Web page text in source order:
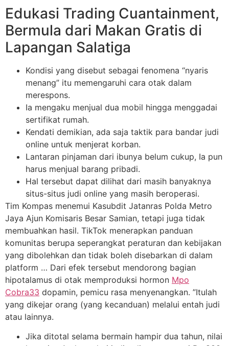
Edukasi Trading Cuantainment,
Bermula dari Makan Gratis di
Lapangan Salatiga
Kondisi yang disebut sebagai fenomena “nyaris
menang” itu memengaruhi cara otak dalam
merespons.
Ia mengaku menjual dua mobil hingga menggadai
sertifikat rumah.
Kendati demikian, ada saja taktik para bandar judi
online untuk menjerat korban.
Lantaran pinjaman dari ibunya belum cukup, Ia pun
harus menjual barang pribadi.
Hal tersebut dapat dilihat dari masih banyaknya
situs-situs judi online yang masih beroperasi.
Tim Kompas menemui Kasubdit Jatanras Polda Metro
Jaya Ajun Komisaris Besar Samian, tetapi juga tidak
membuahkan hasil. TikTok menerapkan panduan
komunitas berupa seperangkat peraturan dan kebijakan
yang dibolehkan dan tidak boleh disebarkan di dalam
platform … Dari efek tersebut mendorong bagian
hipotalamus di otak memproduksi hormon Mpo
Cobra33 dopamin, pemicu rasa menyenangkan. ”Itulah
yang dikejar orang (yang kecanduan) melalui entah judi
atau lainnya.
Jika ditotal selama bermain hampir dua tahun, nilai